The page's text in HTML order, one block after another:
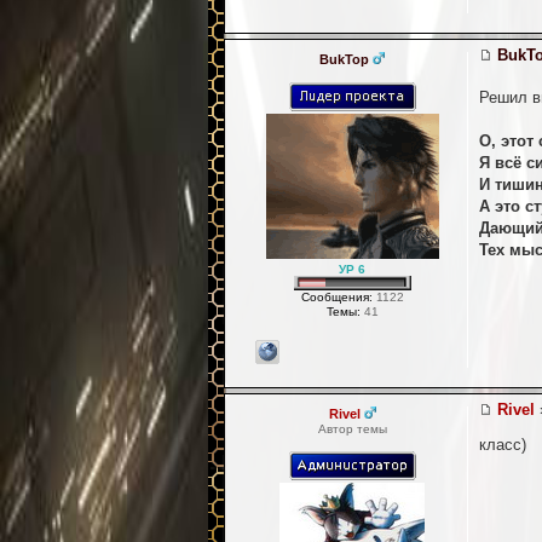
Решил
О, этот
Я всё
И
А это
Дающий
Тех
BukTop
УР 6
Сообщения: 1122
Темы: 41
Rivel
класс)
Rivel
Автор темы